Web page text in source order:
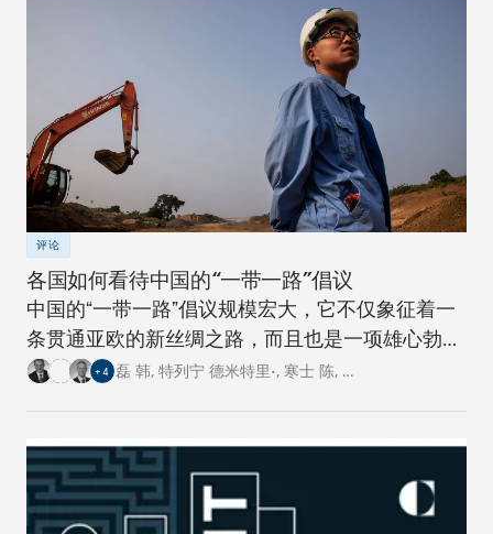
评论
各国如何看待中国的“一带一路”倡议
中国的“一带一路”倡议规模宏大，它不仅象征着一
条贯通亚欧的新丝绸之路，而且也是一项雄心勃勃
的跨国基础设施建设工程。对此，卡内基四个研究
+4 磊 韩, 特列宁 德米特里•, 寒士 陈, …